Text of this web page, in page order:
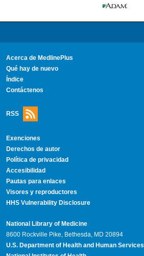
Acerca de MedlinePlus
Qué hay de nuevo
Índice
Contáctenos
RSS
Exenciones
Derechos de autor
Política de privacidad
Accesibilidad
Pautas para enlaces
Visores y reproductores
HHS Vulnerability Disclosure
National Library of Medicine
8600 Rockville Pike, Bethesda, MD 20894
U.S. Department of Health and Human Services